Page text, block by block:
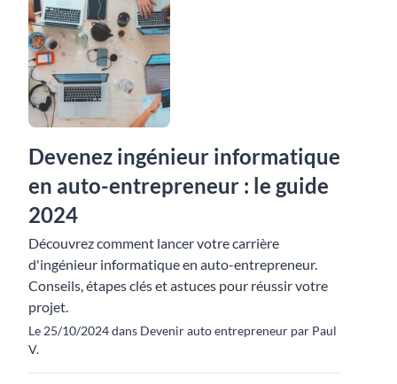
Devenez ingénieur informatique
en auto-entrepreneur : le guide
2024
Découvrez comment lancer votre carrière
d'ingénieur informatique en auto-entrepreneur.
Conseils, étapes clés et astuces pour réussir votre
projet.
Le 25/10/2024 dans Devenir auto entrepreneur par Paul
V.